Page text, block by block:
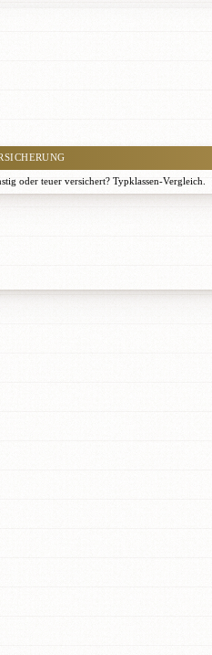
oder teuer versichert? Typklassen-Vergleich.